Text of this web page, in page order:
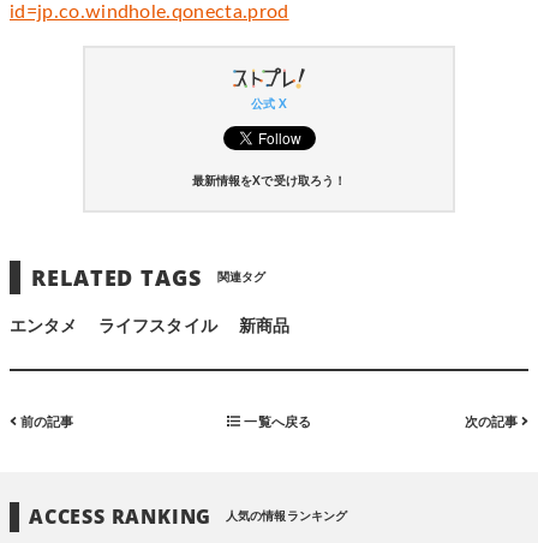
id=jp.co.windhole.qonecta.prod
公式 X
最新情報をXで受け取ろう！
RELATED TAGS 関連タグ
エンタメ ライフスタイル 新商品
前の記事 一覧へ戻る 次の記事
ACCESS RANKING 人気の情報ランキング